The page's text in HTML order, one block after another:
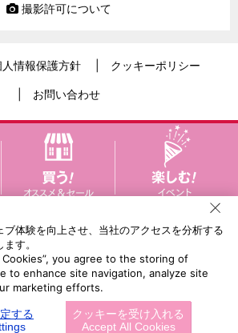
撮影許可について
人情報保護方針 クッキーポリシー
お問い合わせ
0046 千葉県 八千代市大和田新田755
ブ体験を向上させ、当社のアクセスを分析する
す。
Cookies”, you agree to the storing of
to enhance site navigation, analyze site
marketing efforts.
する
クッキーを受け入れる
Accept All Cookies